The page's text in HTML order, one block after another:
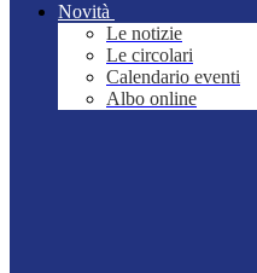
Novità
Le notizie
Le circolari
Calendario eventi
Albo online